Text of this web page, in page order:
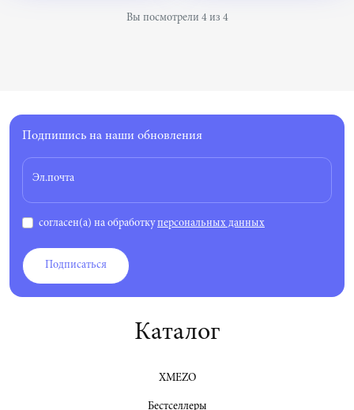
Вы посмотрели 4 из 4
Каталог
XMEZO
Бестселлеры
Подпишись на наши обновления
Эл.почта
согласен(а) на обработкуперсональных данных
Подписаться